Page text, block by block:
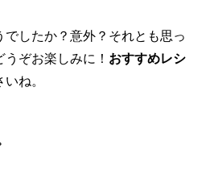
でしたか？意外？それとも思っ
ぞお楽しみに！ おすすめレシ
ね。